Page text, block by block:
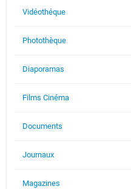
Vidéothéque
Photothèque
Diaporamas
Films Cinéma
Documents
Journaux
Magazines